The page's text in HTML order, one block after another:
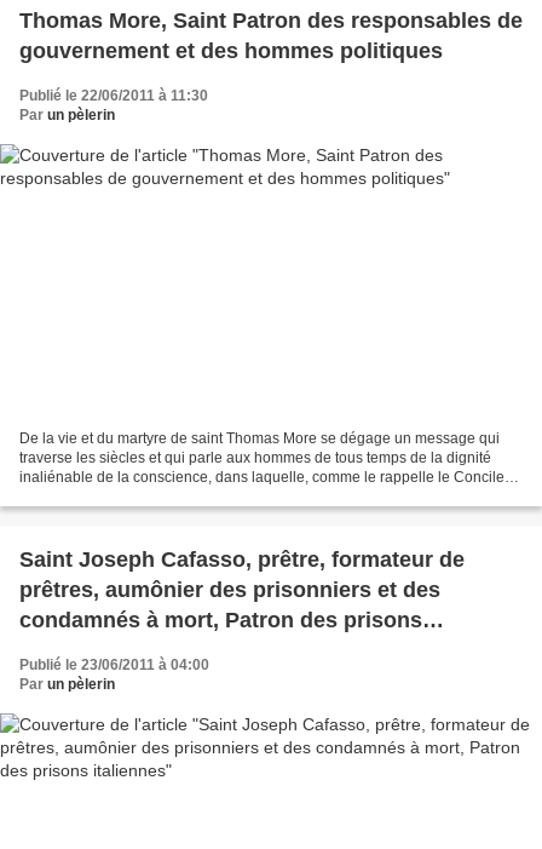
Thomas More, Saint Patron des responsables de
gouvernement et des hommes politiques
Publié le 22/06/2011 à 11:30
Par un pèlerin
De la vie et du martyre de saint Thomas More se dégage un message qui
traverse les siècles et qui parle aux hommes de tous temps de la dignité
inaliénable de la conscience, dans laquelle, comme le rappelle le Concile
Saint Joseph Cafasso, prêtre, formateur de
prêtres, aumônier des prisonniers et des
condamnés à mort, Patron des prisons
italiennes
Publié le 23/06/2011 à 04:00
Par un pèlerin